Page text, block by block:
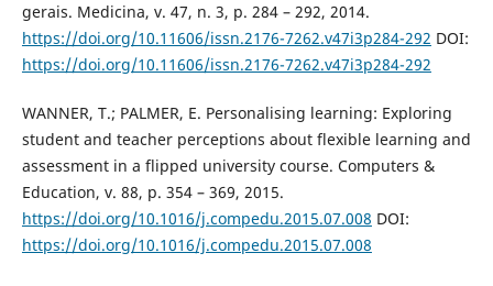
gerais. Medicina, v. 47, n. 3, p. 284 – 292, 2014.
https://doi.org/10.11606/issn.2176-7262.v47i3p284-292 DOI:
https://doi.org/10.11606/issn.2176-7262.v47i3p284-292
WANNER, T.; PALMER, E. Personalising learning: Exploring
student and teacher perceptions about flexible learning and
assessment in a flipped university course. Computers &
Education, v. 88, p. 354 – 369, 2015.
https://doi.org/10.1016/j.compedu.2015.07.008 DOI:
https://doi.org/10.1016/j.compedu.2015.07.008